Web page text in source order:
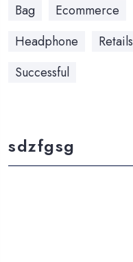
Bag Ecommerce
Headphone
Retails
Successful
sdzfgsg